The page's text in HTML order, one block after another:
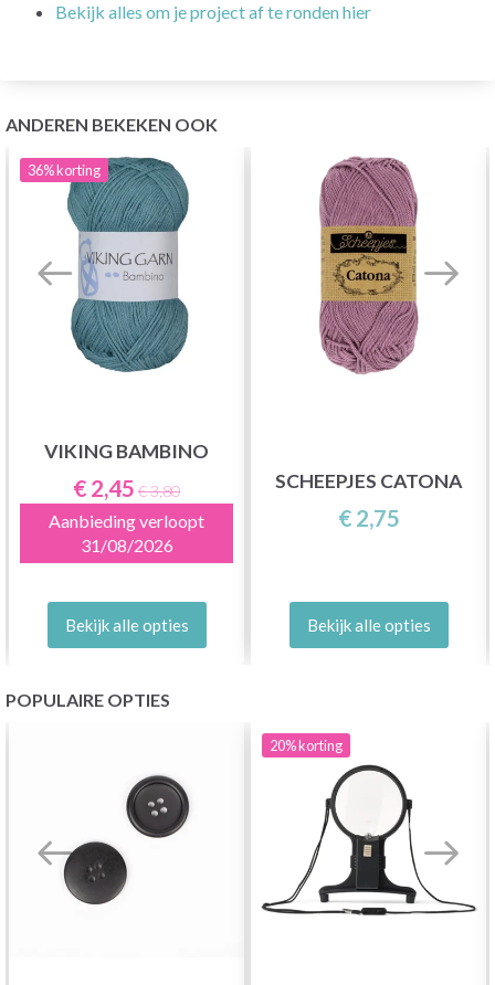
Bekijk alles om je project af te ronden hier
ANDEREN BEKEKEN OOK
36%korting
VIKING BAMBINO
€ 2,45 € 3,80
Aanbieding verloopt
31/08/2026
Bekijk alle opties
SCHEEPJES CATONA
€ 2,75
Bekijk alle opties
POPULAIRE OPTIES
20%korting